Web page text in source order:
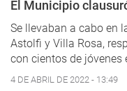
El Municipio
Se llevaban a cabo en
Astolfi y Villa Rosa,
con cientos de jóvenes
4 DE ABRIL DE 2022 - 13:49